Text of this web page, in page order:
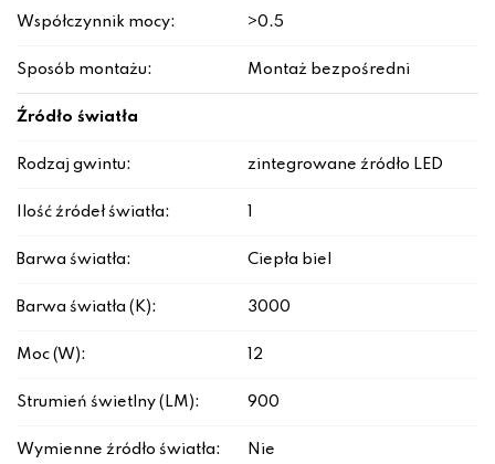
Współczynnik mocy: >0.5
Sposób montażu: Montaż bezpośredni
Źródło światła
Rodzaj gwintu: zintegrowane źródło LED
Ilość źródeł światła:
Barwa światła: Ciepła biel
Barwa światła (K): 3000
Moc (W): 12
Strumień świetlny (LM): 900
Wymienne źródło światła: Nie